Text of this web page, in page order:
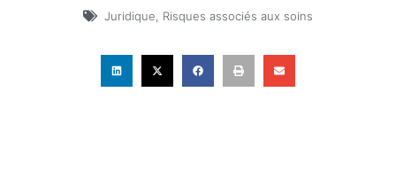
Juridique
Risques associés aux soins